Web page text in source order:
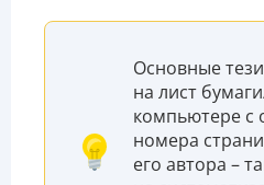
Основные
на лист
компьютере с
номера
его автора –